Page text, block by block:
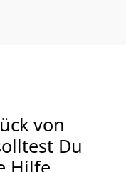
von
Du
Hilfe